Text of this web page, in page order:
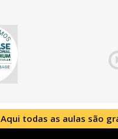
Aqui todas as aulas são